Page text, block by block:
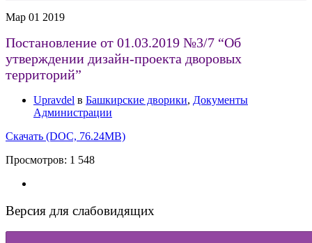
Мар 01 2019
Постановление от 01.03.2019 №3/7 “Об
утверждении дизайн-проекта дворовых
территорий”
Upravdel в Башкирские дворики, Документы
Администрации
Скачать (DOC, 76.24MB)
Просмотров: 1 548
Версия для слабовидящих